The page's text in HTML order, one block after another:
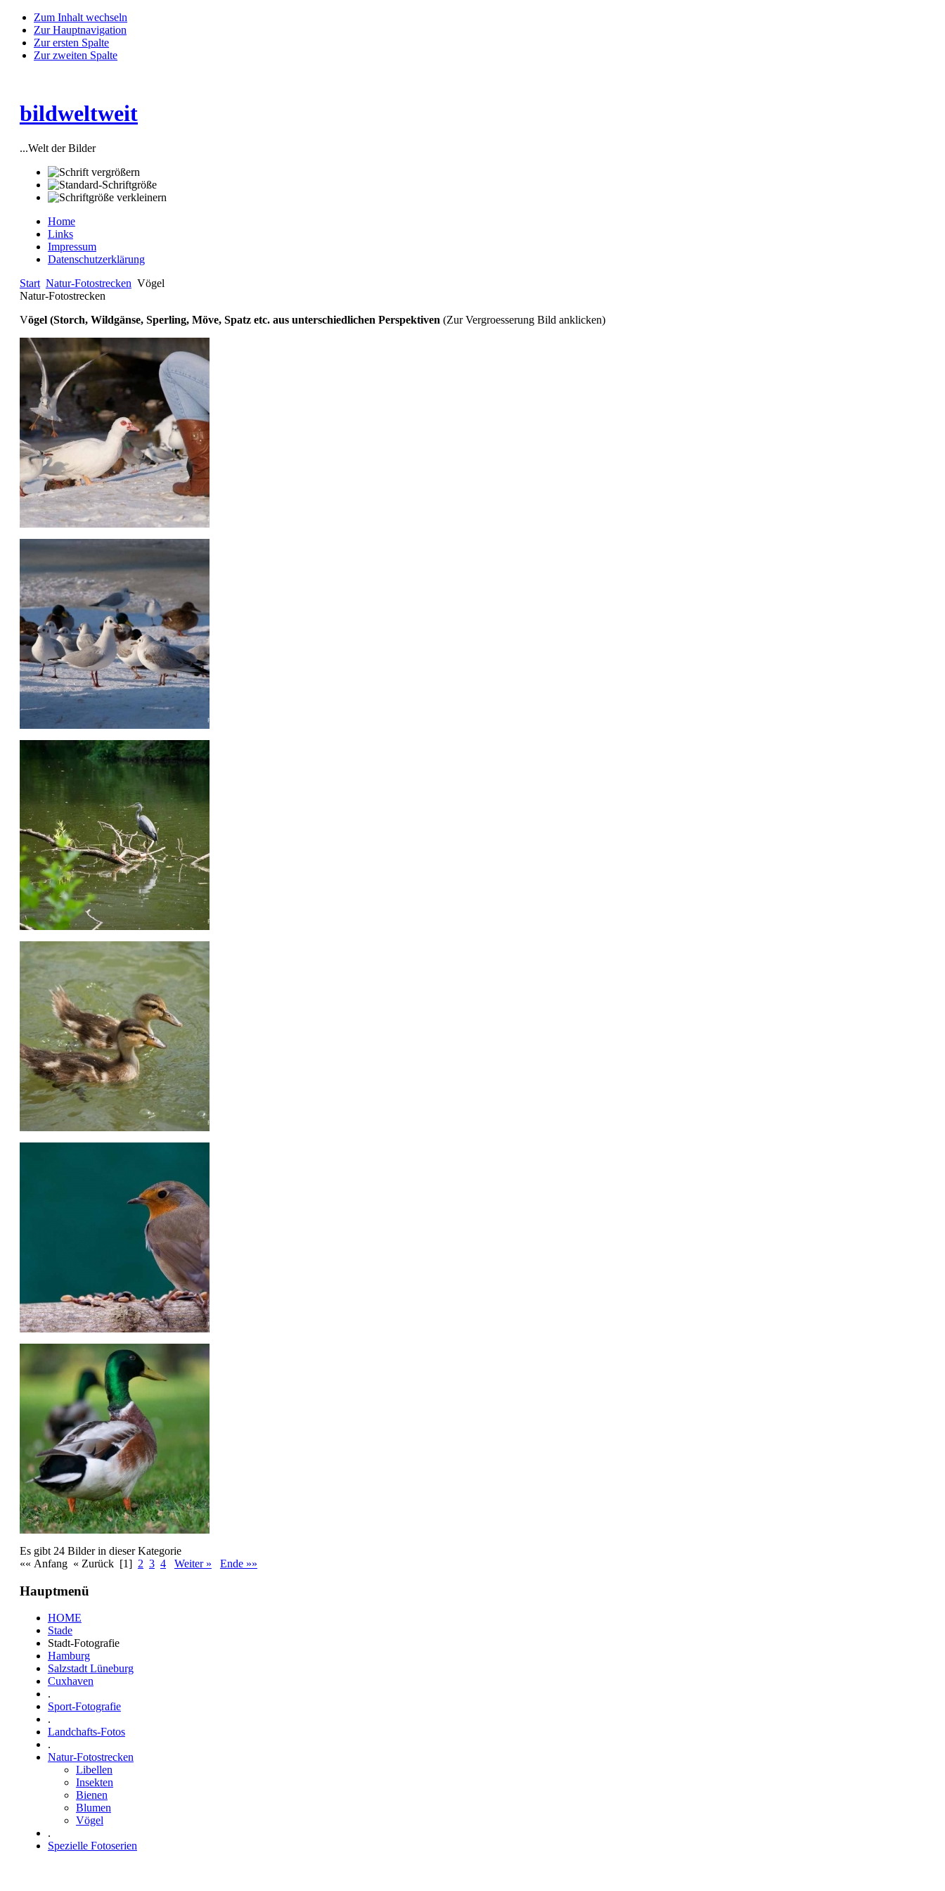
Zum Inhalt wechseln
Zur Hauptnavigation
Zur ersten Spalte
Zur zweiten Spalte
bildweltweit
...Welt der Bilder
Home
Links
Impressum
Datenschutzerklärung
Start Natur-Fotostrecken Vögel
Natur-Fotostrecken
Vögel (Storch, Wildgänse, Sperling, Möve, Spatz etc. aus unterschiedlichen Perspektiven (Zur Vergroesserung Bild anklicken)
Es gibt 24 Bilder in dieser Kategorie
«« Anfang « Zurück [1] 2 3 4 Weiter » Ende »»
Hauptmenü
HOME
Stade
Stadt-Fotografie
Hamburg
Salzstadt Lüneburg
Cuxhaven
.
Sport-Fotografie
.
Landchafts-Fotos
.
Natur-Fotostrecken
Libellen
Insekten
Bienen
Blumen
Vögel
.
Spezielle Fotoserien